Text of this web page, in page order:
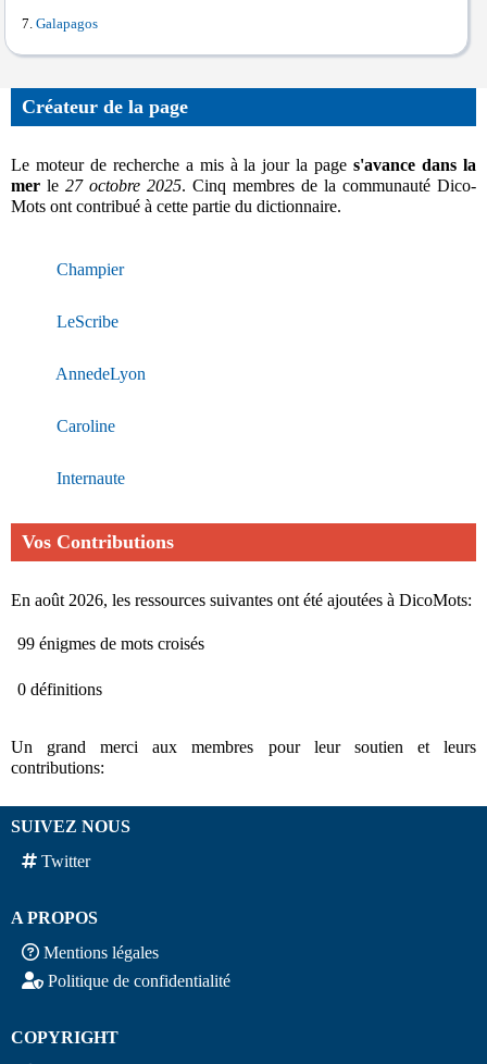
Galapagos
Créateur de la page
Le moteur de recherche a mis à la jour la pages'avance dans la
mer le 27 octobre 2025. Cinq membres de la communauté Dico-
Mots ont contribué à cette partie du dictionnaire.
Champier
LeScribe
AnnedeLyon
Caroline
Internaute
Vos Contributions
En août 2026, les ressources suivantes ont été ajoutées à DicoMots:
99 énigmes de mots croisés
0 définitions
Un grand merci aux membres pour leur soutien et leurs
contributions:
SUIVEZ NOUS
Twitter
A PROPOS
Mentions légales
Politique de confidentialité
COPYRIGHT